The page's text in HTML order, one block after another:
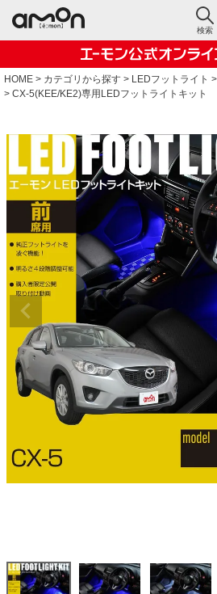
検索
HOME カテゴリから探す LEDフットライト
CX-5(KEE/KE2)専用LEDフットライトキット